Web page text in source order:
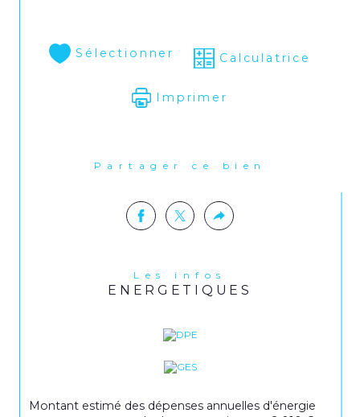
Sélectionner Calculatrice
Imprimer
Partager ce bien
Les infos
ENERGETIQUES
Montant estimé des dépenses annuelles d'énergie